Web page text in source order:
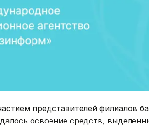
представителей филиалов
освоение средств,